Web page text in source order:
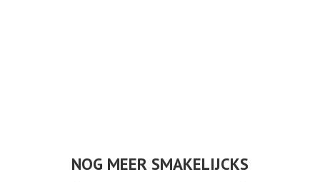
NOG MEER SMAKELIJCKS